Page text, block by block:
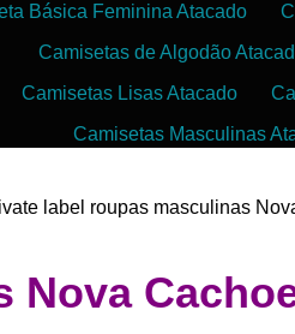
Básica Feminina Atacado
Camisetas de Algodão
Camisetas Lisas Atacado
Camisetas Masculinas
Camisetas para Sublimação
de Roupas
label roupas masculinas
Nova